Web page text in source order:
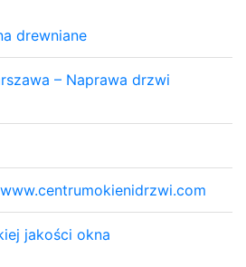
drewniane
– Naprawa drzwi
jakości okna